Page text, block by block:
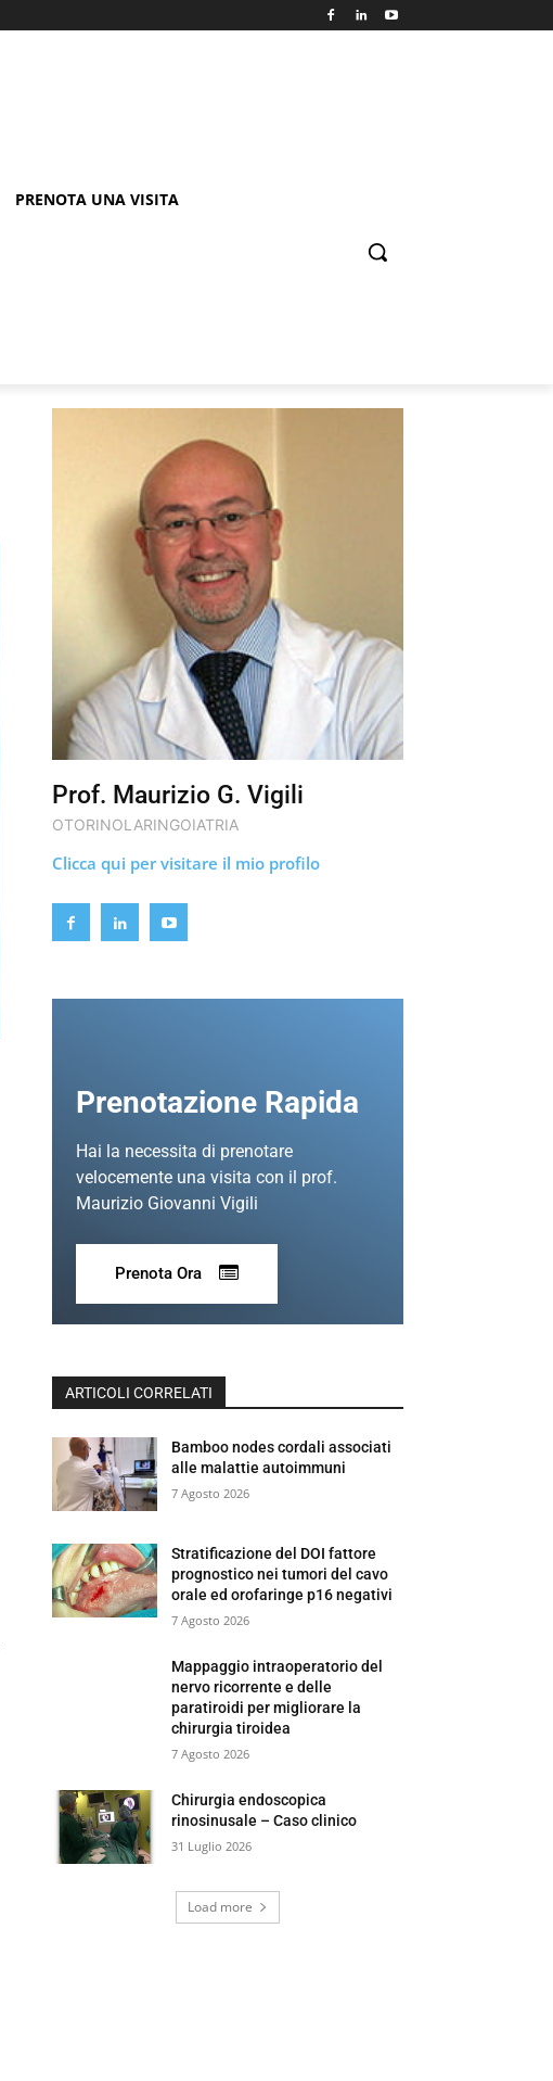
PRENOTA UNA VISITA
Prof. Maurizio G. Vigili
OTORINOLARINGOIATRIA
Clicca qui per visitare il mio profilo
Prenotazione Rapida
Hai la necessita di prenotare
velocemente una visita con il prof.
Maurizio Giovanni Vigili
Prenota Ora
ARTICOLI CORRELATI
Bamboo nodes cordali associati
alle malattie autoimmuni
7 Agosto 2026
Stratificazione del DOI fattore
prognostico nei tumori del cavo
orale ed orofaringe p16 negativi
7 Agosto 2026
Mappaggio intraoperatorio del
nervo ricorrente e delle
paratiroidi per migliorare la
chirurgia tiroidea
7 Agosto 2026
Chirurgia endoscopica
rinosinusale – Caso clinico
31 Luglio 2026
Load more